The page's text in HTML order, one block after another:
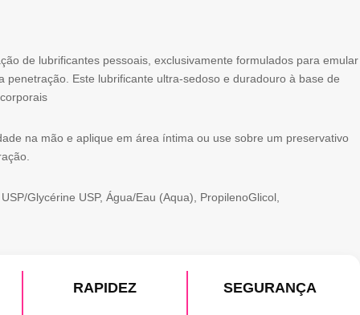
de lubrificantes pessoais, exclusivamente formulados para emular
penetração. Este lubrificante ultra-sedoso e duradouro à base de
na mão e aplique em área íntima ou use sobre um preservativo
Glycérine USP, Água/Eau (Aqua), PropilenoGlicol,
RAPIDEZ SEGURANÇA